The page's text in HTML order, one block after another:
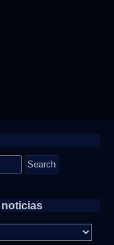
noticias